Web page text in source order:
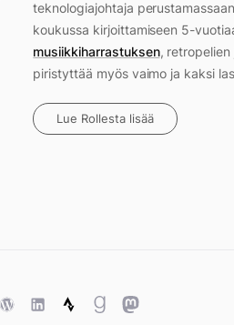
teknologiajohtaja perustamassaan
koukussa kirjoittamiseen 5-
musiikkiharrastuksen, retropelien
piristyttää myös vaimo ja kaksi
Lue Rollesta lisää
WordPress
WordPress
StravaGoodreads
Mastodon